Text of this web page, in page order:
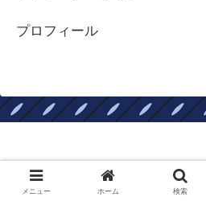
プロフィール
ロードバイクはや
Copyright © 2017-2026 ロードバイ
メニュー ホーム 検索